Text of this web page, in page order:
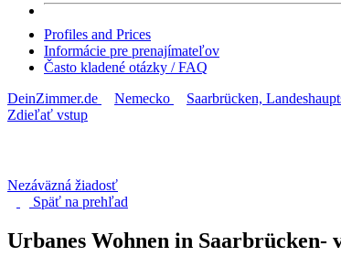
Profiles and Prices
Informácie pre prenajímateľov
Často kladené otázky / FAQ
DeinZimmer.de
Nemecko Saarbrücken,
Zdieľať vstup
Nezáväzná žiadosť
Späť na prehľad
Urbanes Wohnen in Saarbrücken-